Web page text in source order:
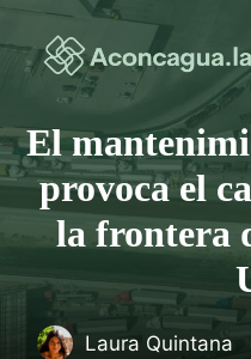
Saltar
al
contenido
El
provoca el
la frontera
Laura Quintana